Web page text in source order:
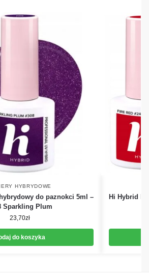
HYBRYDOWE
do paznokci 5ml –
Sparkling Plum
23,70zł
do koszyka
Hi Hybrid